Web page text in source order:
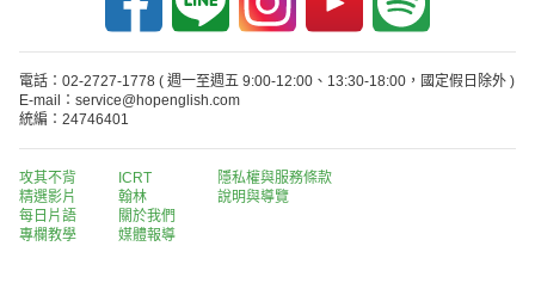
電話：02-2727-1778 ( 週一至週五 9:00-12:00、13:30-18:00，國定假日除外 )
E-mail：service@hopenglish.com
統編：24746401
攻其不背
精選影片
每日片語
專欄教學
ICRT
翰林
關於我們
媒體報導
隱私權與服務條款
說明與導覽